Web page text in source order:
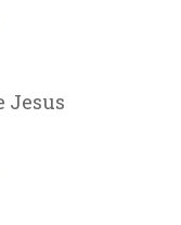
Jesus